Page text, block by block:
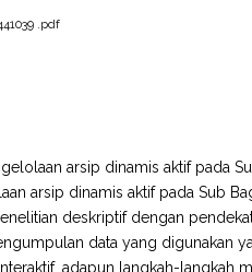
.pdf
arsip dinamis aktif pada
arsip dinamis aktif pada Sub
deskriptif dengan
data yang digunakan
adapun langkah-langkah